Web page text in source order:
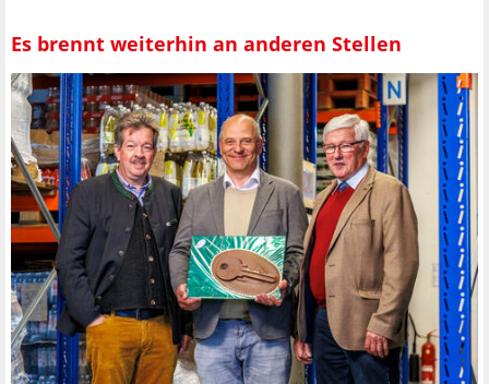
Es brennt weiterhin an anderen Stellen